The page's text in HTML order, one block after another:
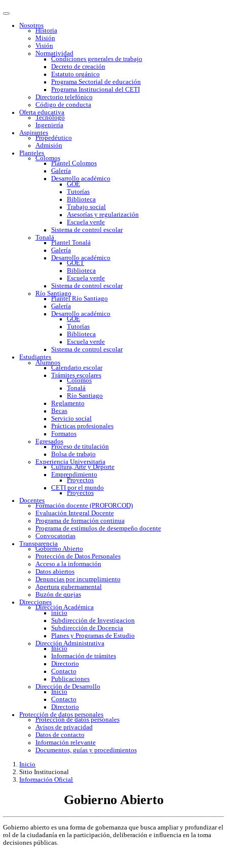
Nosotros
Historia
Misión
Visión
Normatividad
Condiciones generales de trabajo
Decreto de creación
Estatuto orgánico
Programa Sectorial de educación
Programa Institucional del CETI
Directorio telefónico
Código de conducta
Oferta educativa
Tecnólogo
Ingeniería
Aspirantes
Propedéutico
Admisión
Colomos
Plantel Colomos
Galería
Desarrollo académico
GOE
Tutorías
Trabajo social
Asesorías y regularización
Escuela verde
Sistema de control escolar
Tonalá
Plantel Tonalá
Galería
Desarrollo académico
GOET
Biblioteca
Escuela verde
Río Santiago
Plantel Río Santiago
Galería
Desarrollo académico
GOE
Tutorías
Biblioteca
Escuela verde
Sistema de control escolar
Estudiantes
Alumnos
Calendario escolar
Trámites escolares
Colomos
Tonalá
Río Santiago
Reglamento
Becas
Servicio social
Prácticas profesionales
Egresados
Proceso de titulación
Bolsa de trabajo
Experiencia Universitaria
Cultura, Arte y Deporte
Emprendimiento
CETI por el mundo
Proyectos
Docentes
Formación docente (PROFORCOD)
Evaluación Integral Docente
Programa de formación continua
Programa de estímulos de desempeño docente
Convocatorias
Transparencia
Gobierno Abierto
Protección de Datos Personales
Acceso a la información
Datos abiertos
Denuncias por incumplimiento
Apertura gubernamental
Buzón de quejas
Direcciones
Subdirección de Investigacion
Subdirección de Docencia
Planes y Programas de Estudio
Dirección Administrativa
Directorio
Contacto